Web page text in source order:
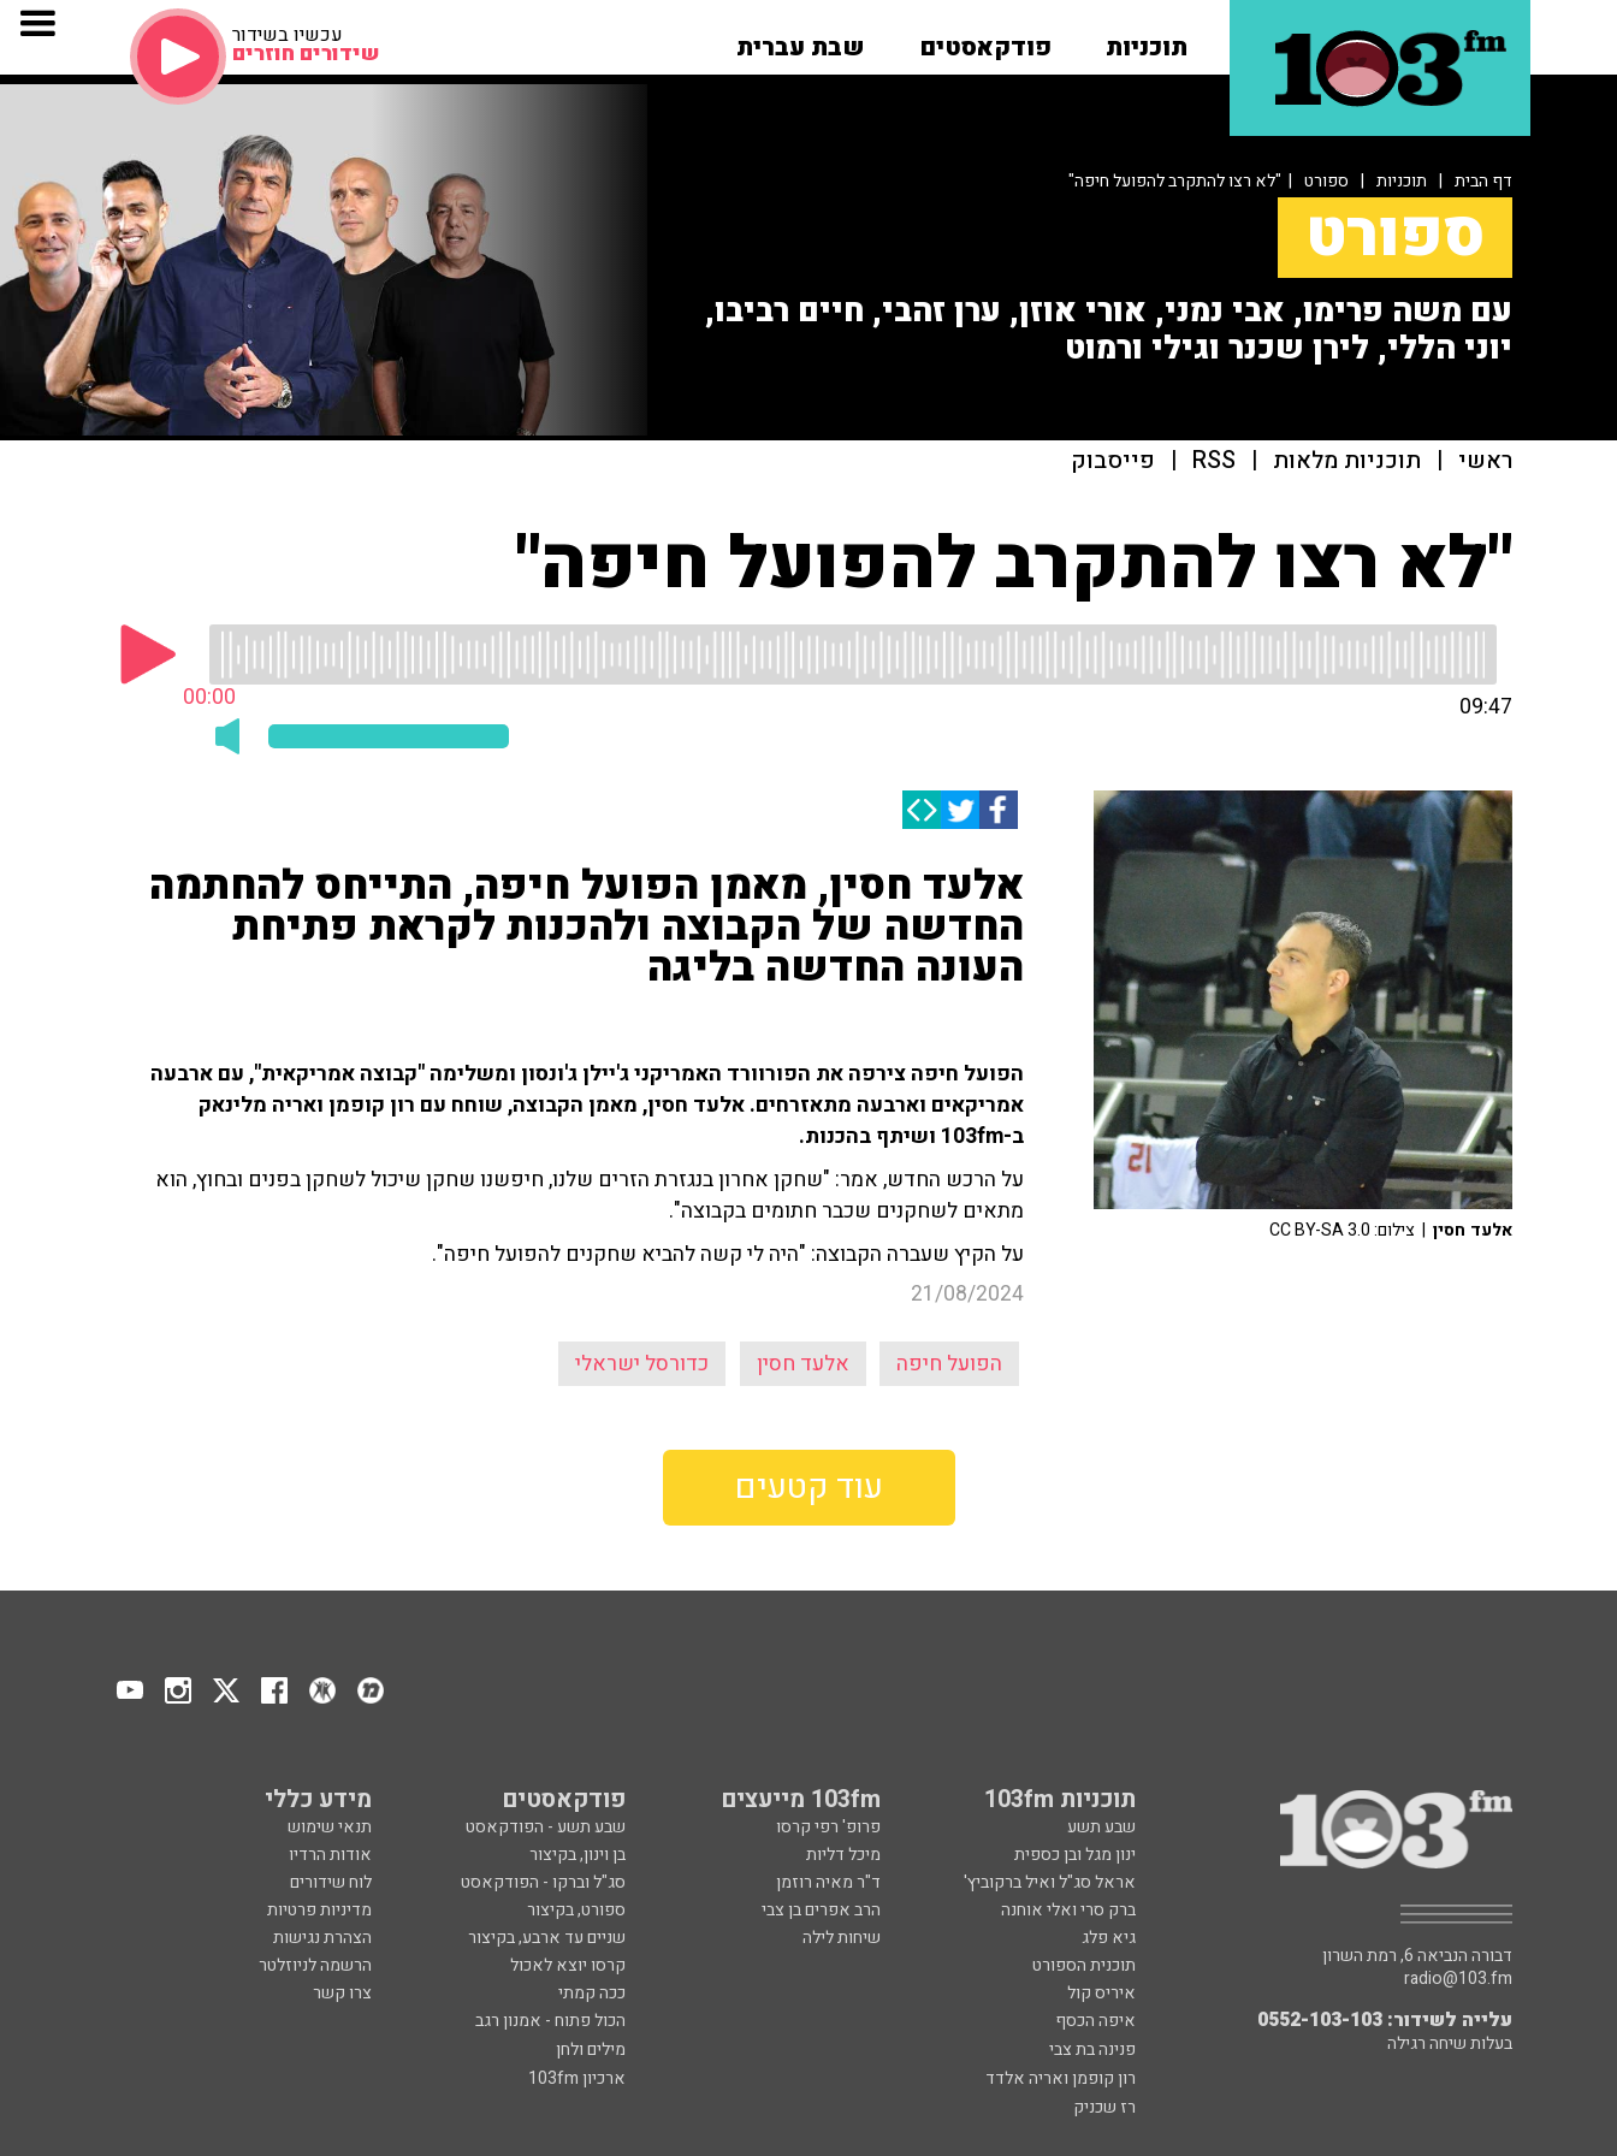
תוכניות פודקאסטים שבת עברית עכשיו בשידור
שידורים חוזרים
דף הבית | תוכניות | ספורט | "לא רצו להתקרב להפועל חיפה"
ספורט
עם משה פרימו, אבי נמני, אורי אוזן, ערן זהבי, חיים רביבו,
יוני הללי, לירן שכנר וגילי ורמוט
ראשי | תוכניות מלאות |
RSS
| פייסבוק
"לא רצו להתקרב להפועל חיפה"
00:00 09:47
אלעד חסין, מאמן הפועל חיפה, התייחס להחתמה
החדשה של הקבוצה ולהכנות לקראת פתיחת
העונה החדשה בליגה
הפועל חיפה צירפה את הפורוורד האמריקני ג'יילן ג'ונסון ומשלימה "קבוצה אמריקאית", עם ארבעה
אמריקאים וארבעה מתאזרחים. אלעד חסין, מאמן הקבוצה, שוחח עם רון קופמן ואריה מלינאק
ב-103fm ושיתף בהכנות.
על הרכש החדש, אמר: "שחקן אחרון בנגזרת הזרים שלנו, חיפשנו שחקן שיכול לשחקן בפנים ובחוץ, הוא
מתאים לשחקנים שכבר חתומים בקבוצה".
על הקיץ שעברה הקבוצה: "היה לי קשה להביא שחקנים להפועל חיפה".
21/08/2024
הפועל חיפה אלעד חסין כדורסל ישראלי
אלעד חסין | צילום: CC BY-SA 3.0
עוד קטעים
תוכניות 103fm 103fm מייעצים פודקאסטים מידע כללי
שבע תשע פרופ' רפי קרסו שבע תשע - הפודקאסט
תנאי שימוש
ינון מגל ובן כספית
מיכל דליות בן וינון, בקיצור
אודות הרדיו
אראל סג"ל ואיל ברקוביץ'
ד"ר מאיה רוזמן סג"ל וברקו - הפודקאסט
לוח שידורים
ברק סרי ואלי אוחנה
הרב אפרים בן צבי ספורט, בקיצור
מדיניות פרטיות
גיא פלג
שיחות לילה שניים עד ארבע, בקיצור
הצהרת נגישות
תוכנית הספורט
קרסו יוצא לאכול
הרשמה לניוזלטר
איריס קול
ככה קמתי
צרו קשר
איפה הכסף
הכול פתוח - אמנון רגב
פנינה בת צבי
מילים ולחן
רון קופמן ואריה אלדד
ארכיון 103fm
רז שכניק
דבורה הנביאה 6, רמת השרון
radio@103.fm
עלייה לשידור: 0552-103-103
בעלות שיחה רגילה